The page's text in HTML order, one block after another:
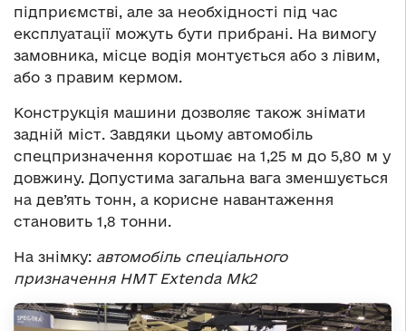
підприємстві, але за необхідності під час
експлуатації можуть бути прибрані. На вимогу
замовника, місце водія монтується або з лівим,
або з правим кермом.
Конструкція машини дозволяє також знімати
задній міст. Завдяки цьому автомобіль
спецпризначення коротшає на 1,25 м до 5,80 м у
довжину. Допустима загальна вага зменшується
на дев’ять тонн, а корисне навантаження
становить 1,8 тонни.
На знімку: автомобіль спеціального
призначення HMT Extenda Mk2